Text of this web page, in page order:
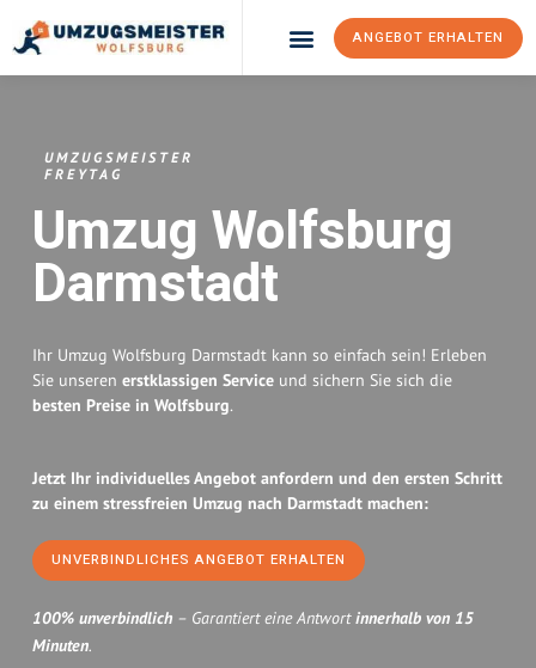
ANGEBOT ERHALTEN
UMZUGSMEISTER
FREYTAG
Umzug Wolfsburg
Darmstadt
Ihr Umzug Wolfsburg Darmstadt kann so einfach sein! Erleben
Sie unseren erstklassigen Service und sichern Sie sich die
besten Preise in Wolfsburg.
Jetzt Ihr individuelles Angebot anfordern und den ersten Schritt
zu einem stressfreien Umzug nach Darmstadt machen:
UNVERBINDLICHES ANGEBOT ERHALTEN
100% unverbindlich – Garantiert eine Antwortinnerhalb von 15
Minuten.